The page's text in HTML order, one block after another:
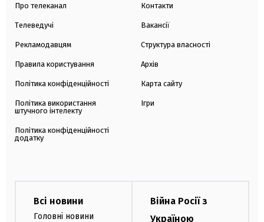
Про телеканал
Телеведучі
Рекламодавцям
Правила користування
Політика конфіденційності
Політика використання
штучного інтелекту
Політика конфіденційності
додатку
Контакти
Вакансії
Структура власності
Архів
Карта сайту
Ігри
Всі новини
Головні новини
Війна Росії з
Україною